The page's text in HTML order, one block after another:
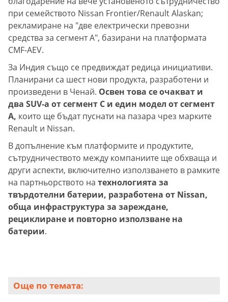
при семейството Nissan Frontier/Renault Alaskan;
рекламиране на "две електрически превозни
средства за сегмент А", базирани на платформата
CMF-AEV.
За Индия също се предвиждат редица инициативи.
Планирани са шест нови продукта, разработени и
произведени в Ченай. Освен това се очакват и
два SUV-а от сегмент С и един модел от сегмент
А, които ще бъдат пуснати на пазара чрез марките
Renault и Nissan.
В допълнение към платформите и продуктите,
сътрудничеството между компаниите ще обхваща и
други аспекти, включително използването в рамките
на партньорството на технологията за
твърдотелни батерии, разработена от Nissan,
обща инфраструктура за зареждане,
рециклиране и повторно използване на
батерии.
Още по темата: